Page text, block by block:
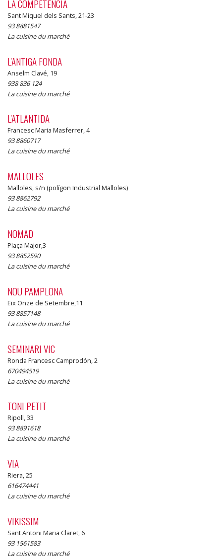
LA COMPETÊNCIA
Sant Miquel dels Sants, 21-23
93 8881547
La cuisine du marché
L'ANTIGA FONDA
Anselm Clavé, 19
938 836 124
La cuisine du marché
L'ATLANTIDA
Francesc Maria Masferrer, 4
93 8860717
La cuisine du marché
MALLOLES
Malloles, s/n (polígon Industrial Malloles)
93 8862792
La cuisine du marché
NOMAD
Plaça Major,3
93 8852590
La cuisine du marché
NOU PAMPLONA
Eix Onze de Setembre,11
93 8857148
La cuisine du marché
SEMINARI VIC
Ronda Francesc Camprodón, 2
670494519
La cuisine du marché
TONI PETIT
Ripoll, 33
93 8891618
La cuisine du marché
VIA
Riera, 25
616474441
La cuisine du marché
VIKISSIM
Sant Antoni Maria Claret, 6
93 1561583
La cuisine du marché